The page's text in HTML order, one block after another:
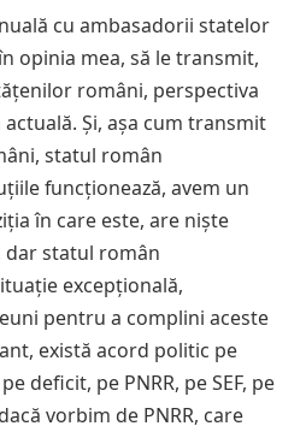
cu ambasadorii statelor
opinia mea, să le transmit,
români, perspectiva
Și, așa cum transmit
statul român
funcționează, avem un
în care este, are niște
statul român
excepțională,
pentru a complini aceste
există acord politic pe
deficit, pe PNRR, pe SEF, pe
vorbim de PNRR, care